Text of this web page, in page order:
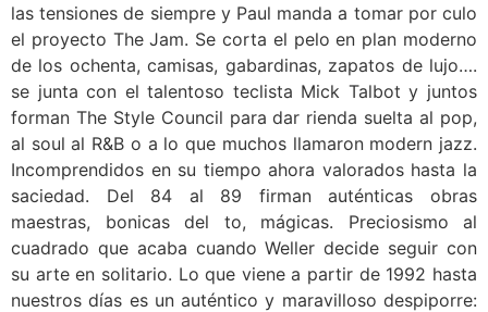
las tensiones de siempre y Paul manda a tomar por culo
el proyecto The Jam. Se corta el pelo en plan moderno
de los ochenta, camisas, gabardinas, zapatos de lujo….
se junta con el talentoso teclista Mick Talbot y juntos
forman The Style Council para dar rienda suelta al pop,
al soul al R&B o a lo que muchos llamaron modern jazz.
Incomprendidos en su tiempo ahora valorados hasta la
saciedad. Del 84 al 89 firman auténticas obras
maestras, bonicas del to, mágicas. Preciosismo al
cuadrado que acaba cuando Weller decide seguir con
su arte en solitario. Lo que viene a partir de 1992 hasta
nuestros días es un auténtico y maravilloso despiporre: